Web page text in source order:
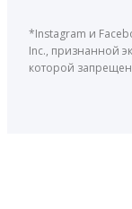
*Instagram и
Inc., признанной
которой